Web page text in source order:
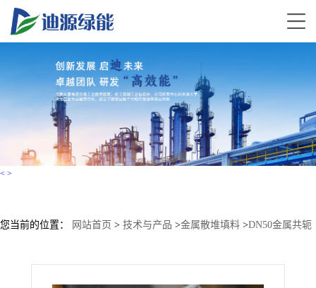
< >
您当前的位置： 网站首页 > 技术与产品 >金属散堆填料 >DN50金属共轭